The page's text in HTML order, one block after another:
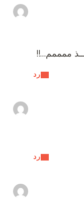
رد
ممممم…!!
رد